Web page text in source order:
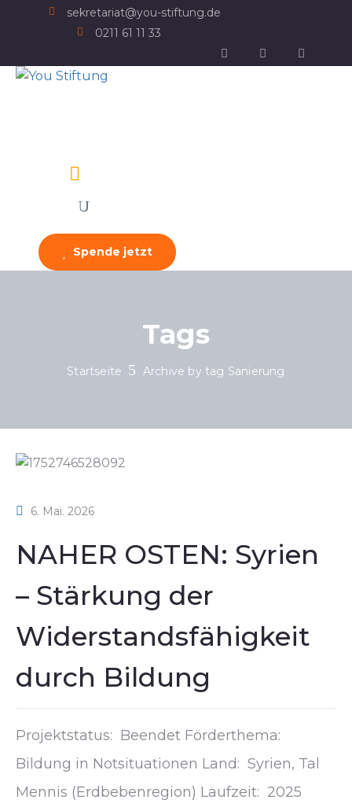
sekretariat@you-stiftung.de
0211 61 11 33
Spende jetzt
Tags
Startseite Archive by tag Sanierung
6. Mai. 2026
NAHER OSTEN: Syrien
– Stärkung der
Widerstandsfähigkeit
durch Bildung
Projektstatus: Beendet Förderthema:
Bildung in Notsituationen Land: Syrien, Tal
Mennis (Erdbebenregion) Laufzeit: 2025